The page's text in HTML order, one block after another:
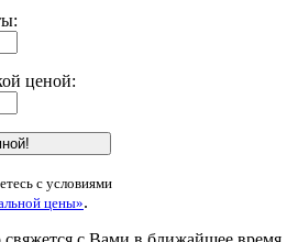
ценой:
с условиями
цены».